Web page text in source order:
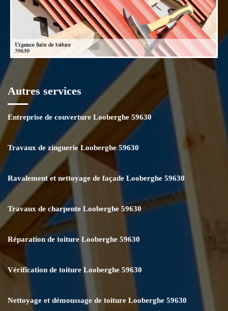
Autres services
Entreprise de couverture Looberghe 59630
Travaux de zinguerie Looberghe 59630
Ravalement et nettoyage de façade Looberghe 59630
Travaux de charpente Looberghe 59630
Réparation de toiture Looberghe 59630
Vérification de toiture Looberghe 59630
Nettoyage et démoussage de toiture Looberghe 59630